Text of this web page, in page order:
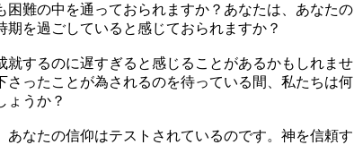
困難の中を通っておられますか？あなたは、あなたの
期を過ごしていると感じておられますか？
就するのに遅すぎると感じることがあるかもしれませ
さったことが為されるのを待っている間、私たちは何
ょうか？
あなたの信仰はテストされているのです。神を信頼す